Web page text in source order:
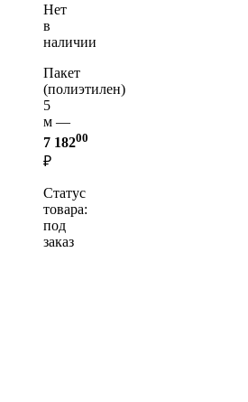
Нет
в
наличии
Пакет
(полиэтилен)
5
м —
7 18200
₽
Статус
товара:
под
заказ